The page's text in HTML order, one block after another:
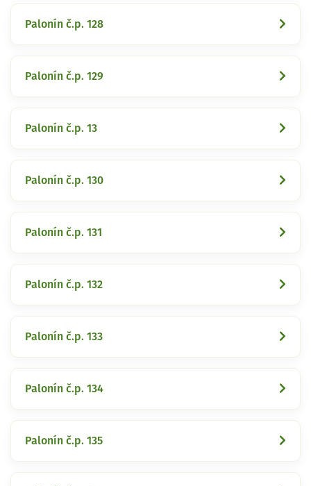
Palonín č.p. 128
Palonín č.p. 129
Palonín č.p. 13
Palonín č.p. 130
Palonín č.p. 131
Palonín č.p. 132
Palonín č.p. 133
Palonín č.p. 134
Palonín č.p. 135